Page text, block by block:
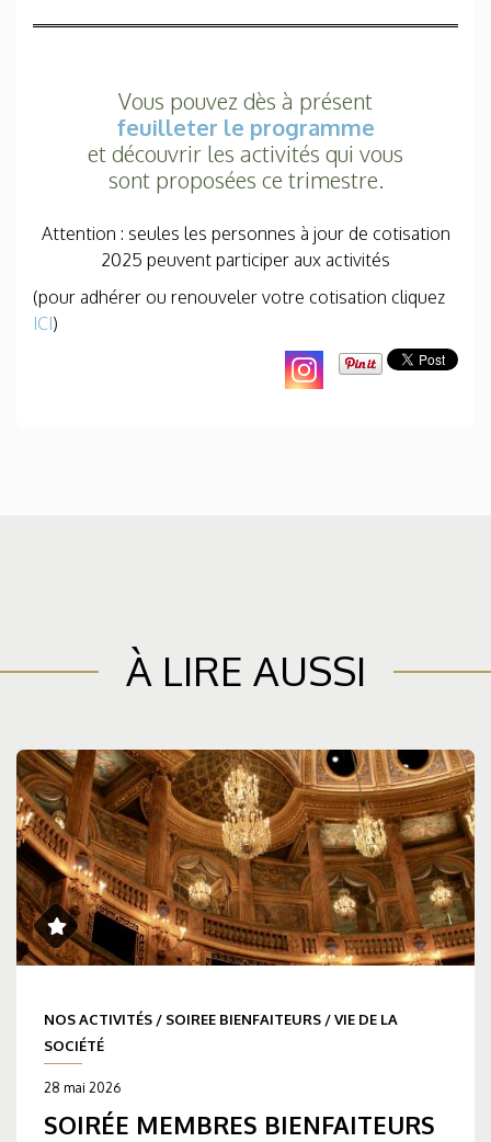
Vous pouvez dès à présent
feuilleter le programme
et découvrir les activités qui vous
sont proposées ce trimestre.
Attention : seules les personnes à jour de cotisation
2025 peuvent participer aux activités
(pour adhérer ou renouveler votre cotisation cliquez
ICI)
À LIRE AUSSI
NOS ACTIVITÉS / SOIREE BIENFAITEURS /VIE DE LA
SOCIÉTÉ
28 mai 2026
SOIRÉE MEMBRES BIENFAITEURS